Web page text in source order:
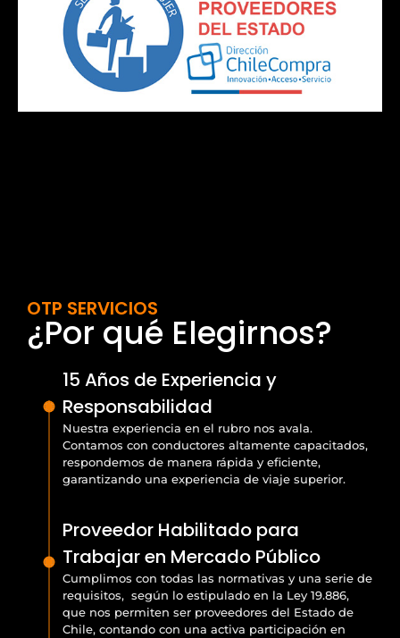
OTP SERVICIOS
¿Por qué Elegirnos?
15 Años de Experiencia y
Responsabilidad
Nuestra experiencia en el rubro nos avala.
Contamos con conductores altamente capacitados,
respondemos de manera rápida y eficiente,
garantizando una experiencia de viaje superior.
Proveedor Habilitado para
Trabajar en Mercado Público
Cumplimos con todas las normativas y una serie de
requisitos, según lo estipulado en la Ley 19.886,
que nos permiten ser proveedores del Estado de
Chile, contando con una activa participación en